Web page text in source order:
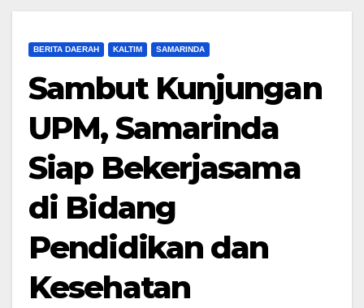
BERITA DAERAH KALTIM SAMARINDA
Sambut Kunjungan
UPM, Samarinda
Siap Bekerjasama
di Bidang
Pendidikan dan
Kesehatan